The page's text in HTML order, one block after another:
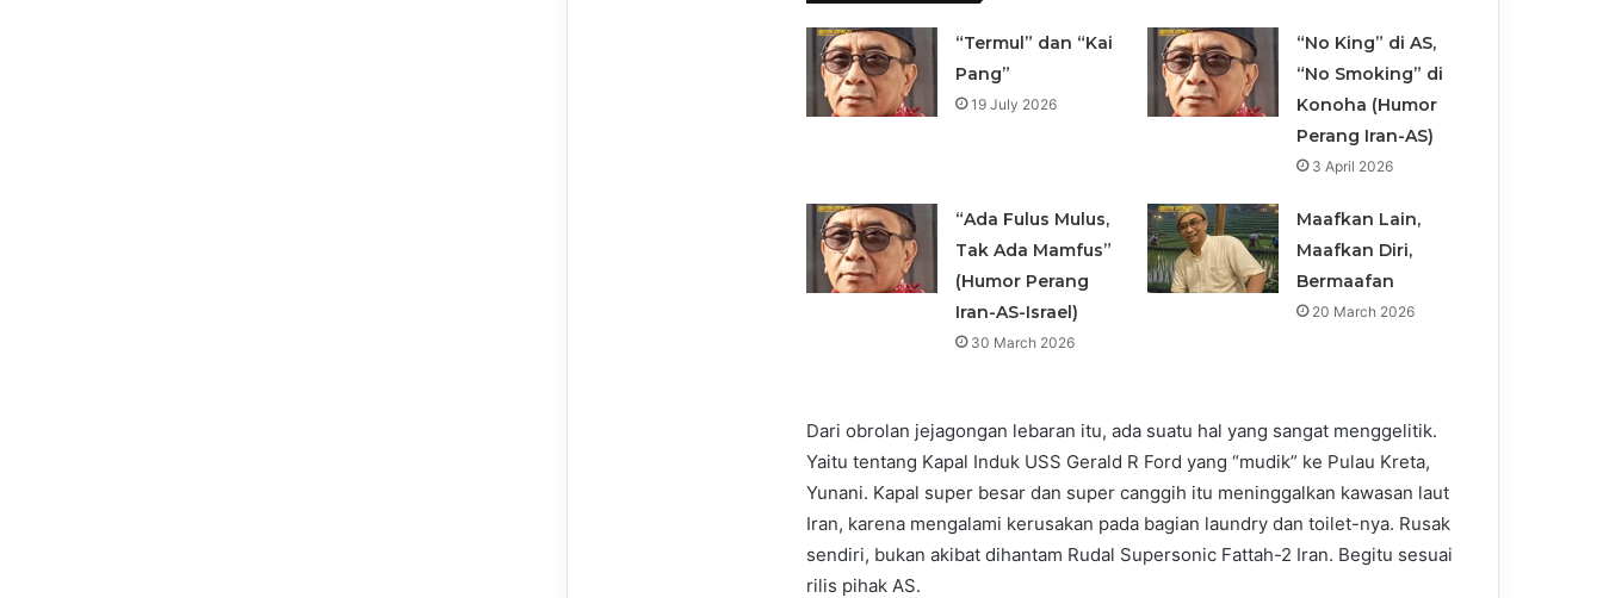
“Termul” dan “Kai
Pang”
19 July 2026
“No King” di AS,
“No Smoking” di
Konoha (Humor
Perang Iran-AS)
3 April 2026
“Ada Fulus Mulus,
Tak Ada Mamfus”
(Humor Perang
Iran-AS-Israel)
30 March 2026
Maafkan Lain,
Maafkan Diri,
Bermaafan
20 March 2026
Dari obrolan jejagongan lebaran itu, ada suatu hal yang sangat menggelitik.
Yaitu tentang Kapal Induk USS Gerald R Ford yang “mudik” ke Pulau Kreta,
Yunani. Kapal super besar dan super canggih itu meninggalkan kawasan laut
Iran, karena mengalami kerusakan pada bagian laundry dan toilet-nya. Rusak
sendiri, bukan akibat dihantam Rudal Supersonic Fattah-2 Iran. Begitu sesuai
rilis pihak AS.